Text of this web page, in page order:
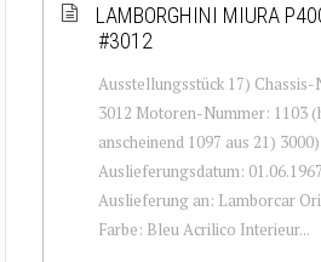
LAMBORGHINI MIURA
#3012
Ausstellungsstück 17) Chassis-
3012 Motoren-Nummer: 1103
anscheinend 1097 aus 21) 3000)
Auslieferungsdatum: 01.06.1967
Auslieferung an: Lamborcar
Farbe: Bleu Acrilico Interieur...